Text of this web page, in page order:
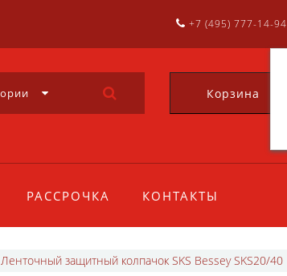
+7 (495) 777-14-94
Корзина
РАССРОЧКА КОНТАКТЫ
Ленточный защитный колпачок SKS Bessey SKS20/40